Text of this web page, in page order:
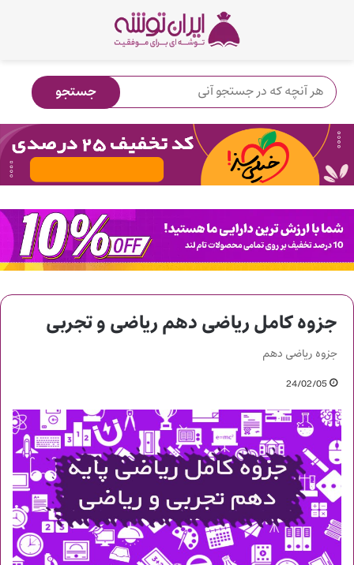
جزوه کامل ریاضی دهم ریاضی و تجربی
جزوه ریاضی دهم
24/02/05